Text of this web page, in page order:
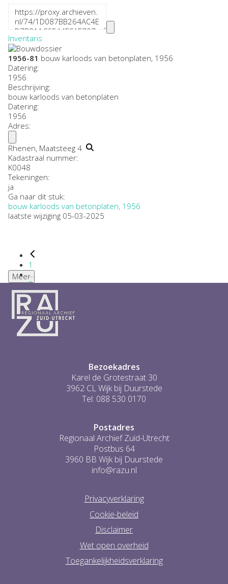
Inventaris
1956-81 bouw karloods van betonplaten, 1956
Datering:
1956
Beschrijving:
bouw karloods van betonplaten
Datering:
1956
Adres:
Rhenen, Maatsteeg 4
Kadastraal nummer:
K0048
Tekeningen:
ja
Ga naar dit stuk:
bouw karloods van betonplaten, 1956
laatste wijziging 05-03-2025
1
...
2
3
4
5
6
...
Meer
Bezoekadres
Karel de Grotestraat 30
3962 CL Wijk bij Duurstede
Tel: 088 530 0170
Postadres
Regionaal Archief Zuid-Utrecht
Postbus 64
3960 BB Wijk bij Duurstede
info@razu.nl
Privacyverklaring
Cookie-beleid
Disclaimer
Wet open overheid
Toegankelijkheidsverklaring